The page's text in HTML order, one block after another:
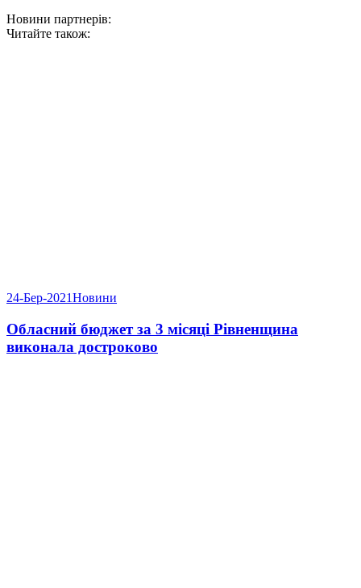
Новини партнерів:
Читайте також:
24-Бер-2021Новини
Обласний бюджет за 3 місяці Рівненщина
виконала достроково